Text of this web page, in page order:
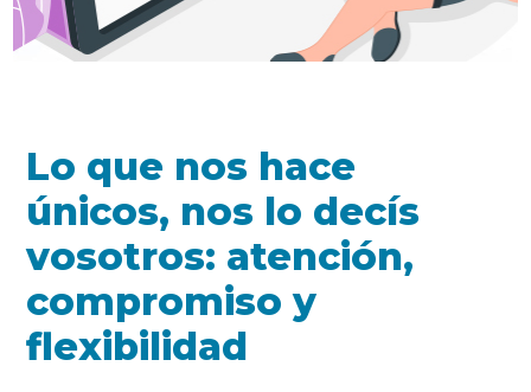
Lo que nos hace
únicos, nos lo decís
vosotros: atención,
compromiso y
flexibilidad